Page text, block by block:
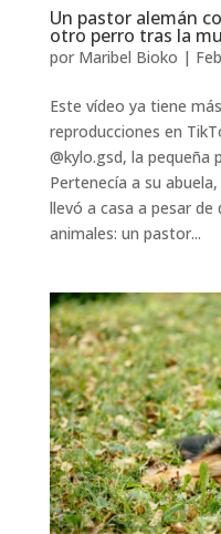
Un pastor alemán
otro perro tras la
por Maribel Bioko |
Este vídeo ya tiene
reproducciones en
@kylo.gsd, la pequeña
Pertenecía a su
llevó a casa a pesar
animales: un pastor...